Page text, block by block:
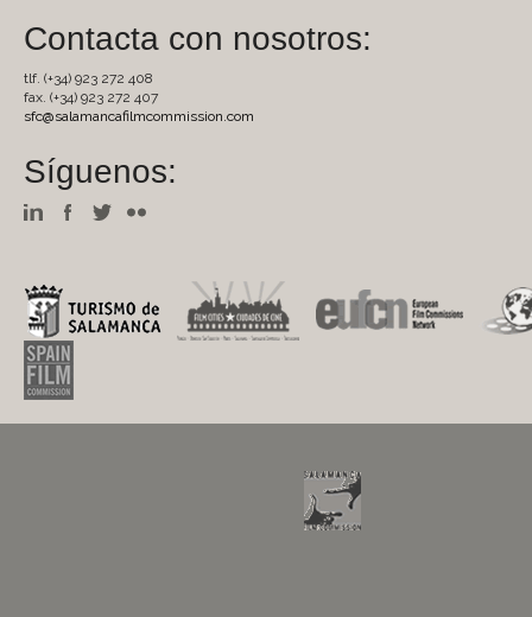
Contacta con nosotros:
tlf. (+34) 923 272 408
fax. (+34) 923 272 407
sfc@salamancafilmcommission.com
Síguenos: